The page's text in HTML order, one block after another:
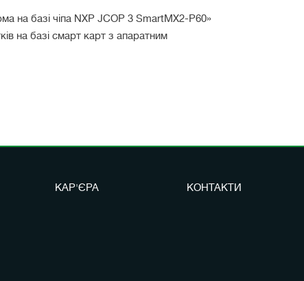
на базі чіпа NXP JCOP 3 SmartMX2-P60»
на базі смарт карт з апаратним
КАР'ЄРА КОНТАКТИ